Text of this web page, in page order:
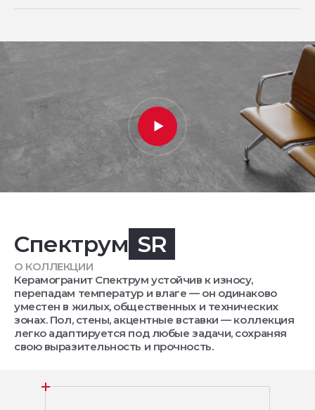
Спектрум SR
О КОЛЛЕКЦИИ
Керамогранит Спектрум устойчив к износу,
перепадам температур и влаге — он одинаково
уместен в жилых, общественных и технических
зонах. Пол, стены, акцентные вставки — коллекция
легко адаптируется под любые задачи, сохраняя
свою выразительность и прочность.